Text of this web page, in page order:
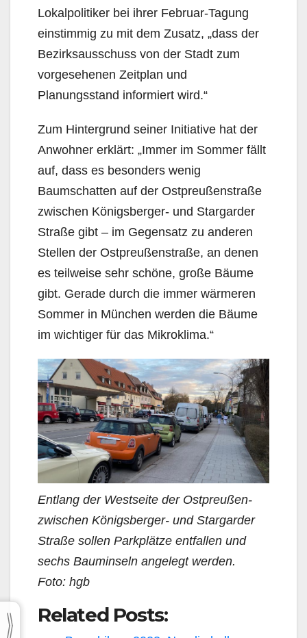
Lokalpolitiker bei ihrer Februar-Tagung
einstimmig zu mit dem Zusatz, „dass der
Bezirksausschuss von der Stadt zum
vorgesehenen Zeitplan und
Planungsstand infor­miert wird.“
Zum Hintergrund seiner Initiative hat der
Anwohner erklärt: „Immer im Sommer fällt
auf, dass es besonders wenig
Baumschatten auf der Ostpreußenstraße
zwischen Königsberger- und Stargarder
Straße gibt – im Gegensatz zu anderen
Stellen der Ostpreußenstraße, an denen
es teilweise sehr schöne, große Bäume
gibt. Gerade durch die immer wärmeren
Sommer in München werden die Bäume
im wichtiger für das Mikroklima.“
Entlang der Westseite der Ostpreußen-
zwischen Königsberger- und Stargarder
Straße sollen Parkplätze entfallen und
sechs Bauminseln angelegt werden.
Foto: hgb
Related Posts: